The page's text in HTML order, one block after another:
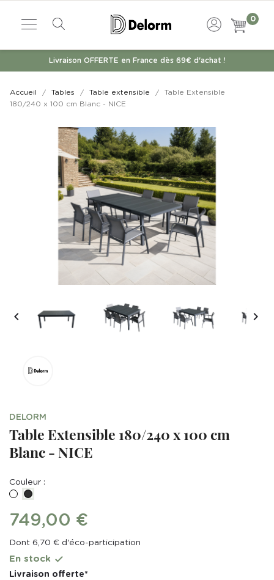
0
Livraison OFFERTE en France dès 69€ d'achat !
Accueil Tables Table extensible
Table Extensible
180/240 x 100 cm Blanc - NICE
 
DELORM
Table Extensible 180/240 x 100 cm
Blanc - NICE
Couleur :
Blanc/blanc
Gris
749,00 €
Dont 6,70 € d'éco-participation
En stock 
Livraison offerte*